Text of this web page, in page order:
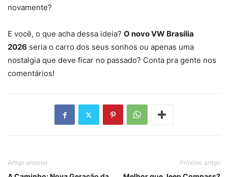
novamente?
E você, o que acha dessa ideia? O novo VW Brasília
2026 seria o carro dos seus sonhos ou apenas uma
nostalgia que deve ficar no passado? Conta pra gente nos
comentários!
Artigo anterior Próximo artigo